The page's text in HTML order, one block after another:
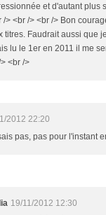
et d'autant plus
/> <br /> <br /> Bon
titres. Faudrait aussi que
lu le 1er en 2011 il me
<br />
2012 22:20
pas, pas pour l'instant
19/11/2012 12:30